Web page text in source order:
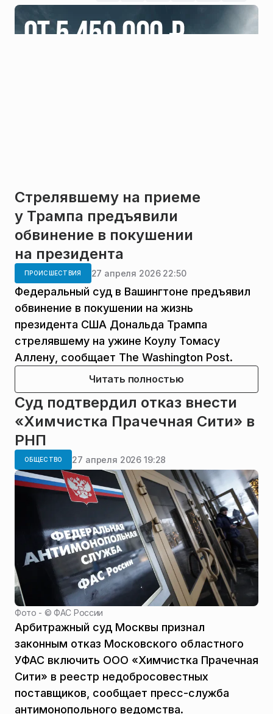
Стрелявшему на приеме
у Трампа предъявили
обвинение в покушении
на президента
ПРОИСШЕСТВИЯ 27 апреля 2026 22:50
Федеральный суд в Вашингтоне предъявил
обвинение в покушении на жизнь
президента США Дональда Трампа
стрелявшему на ужине Коулу Томасу
Аллену, сообщает The Washington Post.
Читать полностью
Суд подтвердил отказ внести
«Химчистка Прачечная Сити» в
РНП
ОБЩЕСТВО 27 апреля 2026 19:28
Фото - ©ФАС России
Арбитражный суд Москвы признал
законным отказ Московского областного
УФАС включить ООО «Химчистка Прачечная
Сити» в реестр недобросовестных
поставщиков, сообщает пресс-служба
антимонопольного ведомства.